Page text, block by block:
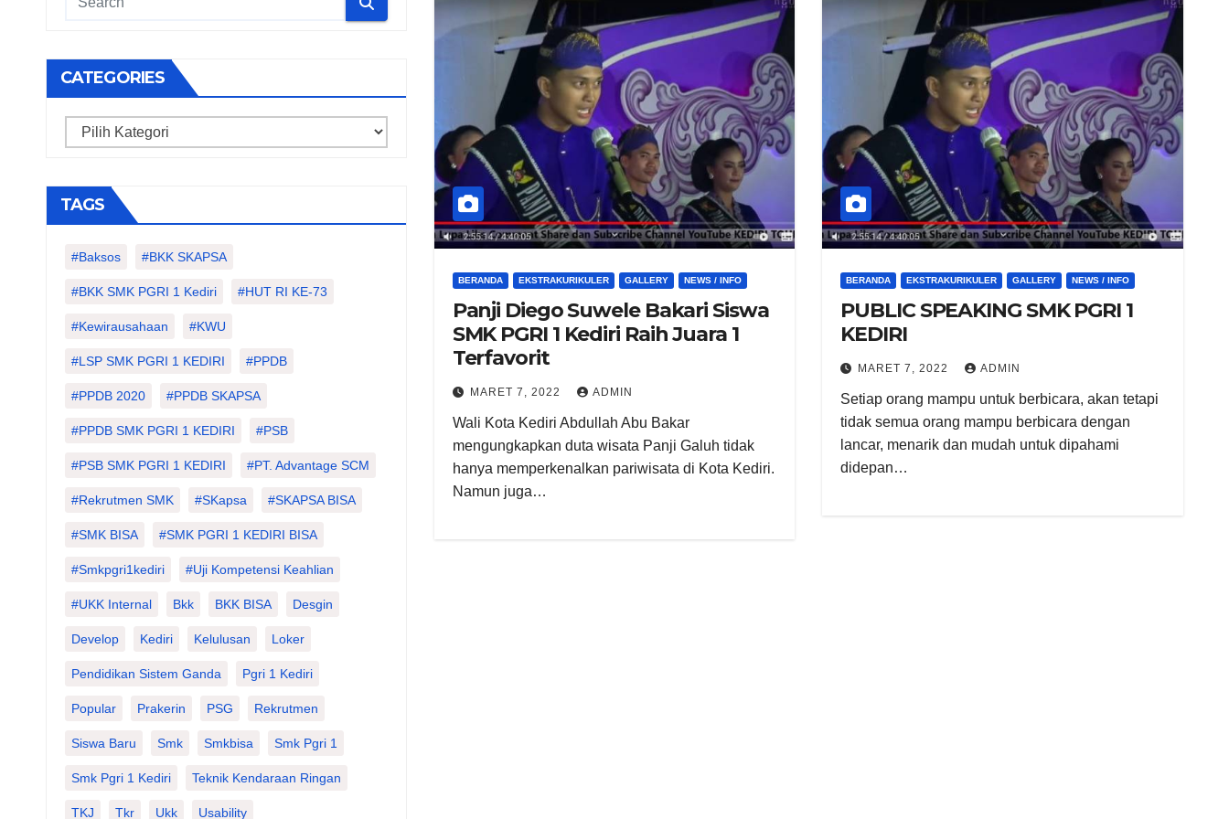
CATEGORIES
Categories
TAGS
#Baksos #BKK SKAPSA
#BKK SMK PGRI 1 Kediri #HUT RI KE-73
#kewirausahaan #KWU
#LSP SMK PGRI 1 KEDIRI #PPDB
#PPDB 2020 #PPDB SKAPSA
#PPDB SMK PGRI 1 KEDIRI #PSB
#PSB SMK PGRI 1 KEDIRI #PT. Advantage SCM
#Rekrutmen SMK #SKapsa #SKAPSA BISA
#SMK BISA #SMK PGRI 1 KEDIRI BISA
#smkpgri1kediri #Uji Kompetensi Keahlian
#UKK Internal Bkk BKK BISA Desgin
Develop Kediri Kelulusan Loker
Pendidikan Sistem Ganda Pgri 1 Kediri
Popular Prakerin PSG Rekrutmen
Siswa Baru Smk Smkbisa Smk Pgri 1
Smk Pgri 1 Kediri Teknik Kendaraan Ringan
TKJ Tkr Ukk Usability
BERANDA EKSTRAKURIKULER GALLERY NEWS / INFO
Panji Diego Suwele Bakari Siswa
SMK PGRI 1 Kediri Raih Juara 1
Terfavorit
MARET 7, 2022 ADMIN
Wali Kota Kediri Abdullah Abu Bakar
mengungkapkan duta wisata Panji Galuh tidak
hanya memperkenalkan pariwisata di Kota Kediri.
Namun juga…
BERANDA EKSTRAKURIKULER GALLERY NEWS / INFO
PUBLIC SPEAKING SMK PGRI 1
KEDIRI
MARET 7, 2022 ADMIN
Setiap orang mampu untuk berbicara, akan tetapi
tidak semua orang mampu berbicara dengan
lancar, menarik dan mudah untuk dipahami
didepan…